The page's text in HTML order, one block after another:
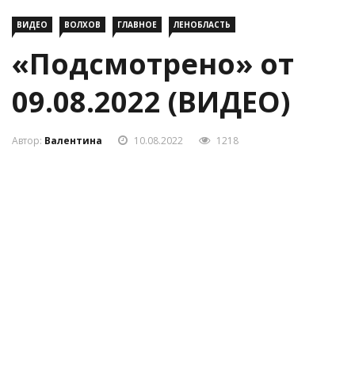
ВИДЕО ВОЛХОВ ГЛАВНОЕ ЛЕНОБЛАСТЬ
«Подсмотрено» от
09.08.2022 (ВИДЕО)
Автор: Валентина 10.08.2022 1218